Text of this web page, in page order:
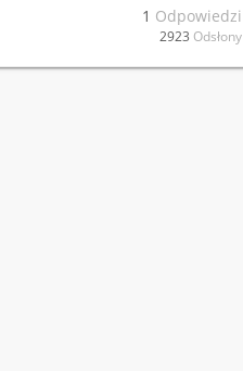
1 Odpowiedzi
2923 Odsłony